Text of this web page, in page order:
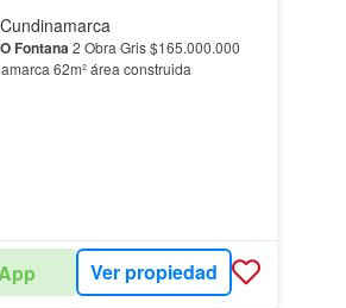
Fontana2 Obra Gris $165.000.000
62m² área construida
Ver propiedad